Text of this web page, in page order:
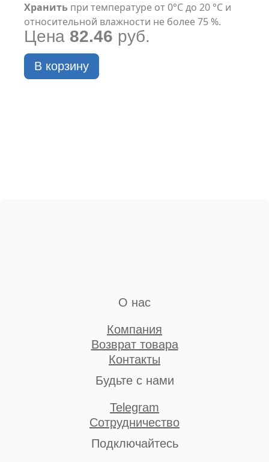
Хранить при температуре от 0°С до 20 °С и
относительной влажности не более 75 %.
Цена 82.46 руб.
В корзину
О нас
Компания
Возврат товара
Контакты
Будьте с нами
Telegram
Сотрудничество
Подключайтесь